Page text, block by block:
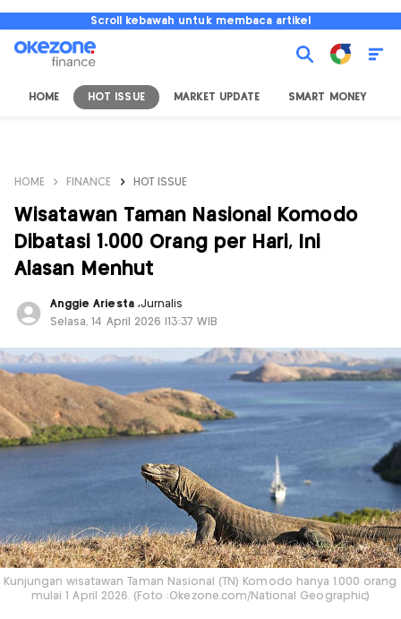
Scroll kebawah untuk membaca artikel
HOME HOT ISSUE MARKET UPDATE SMART MONEY
HOME FINANCE HOT ISSUE
Wisatawan Taman Nasional Komodo
Dibatasi 1.000 Orang per Hari, Ini
Alasan Menhut
Anggie Ariesta ,Jurnalis
Selasa, 14 April 2026 |13:37 WIB
Kunjungan wisatawan Taman Nasional (TN) Komodo hanya 1.000 orang
mulai 1 April 2026. (Foto :Okezone.com/National Geographic)